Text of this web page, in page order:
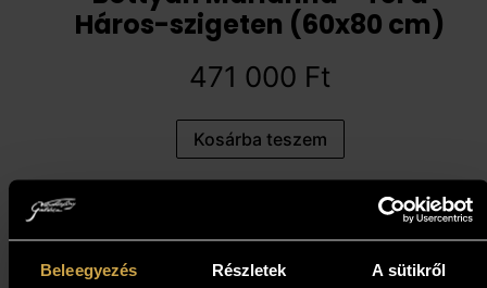
Beleegyezés Részletek A sütikről
Háros-szigeten (60x80 cm)
471 000 Ft
Kosárba teszem